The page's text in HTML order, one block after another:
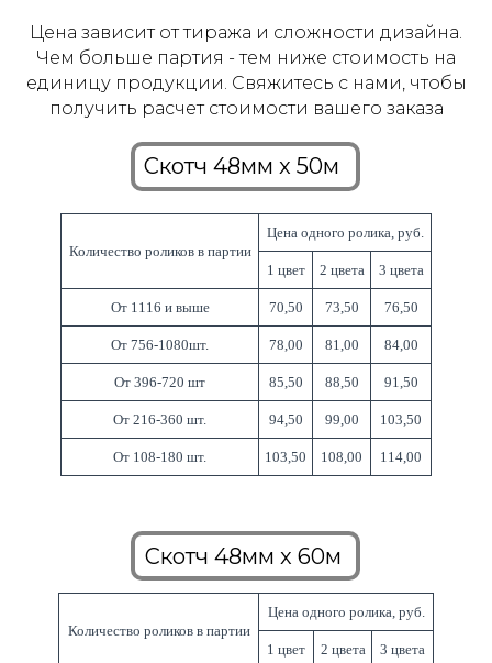
Цена зависит от тиража и сложности дизайна.
Чем больше партия - тем ниже стоимость на
единицу продукции. Свяжитесь с нами, чтобы
получить расчет стоимости вашего заказа
Количество роликов в партии
Цена одного ролика, руб.
1 цвет 2 цвета 3 цвета
От 1116 и выше 70,50 73,50 76,50
От 756-1080шт. 78,00 81,00 84,00
От 396-720 шт 85,50 88,50 91,50
От 216-360 шт. 94,50 99,00 103,50
От 108-180 шт. 103,50 108,00 114,00
Количество роликов в партии
Цена одного ролика, руб.
1 цвет 2 цвета 3 цвета
Скотч 48мм x 50м
Скотч 48мм x 60м